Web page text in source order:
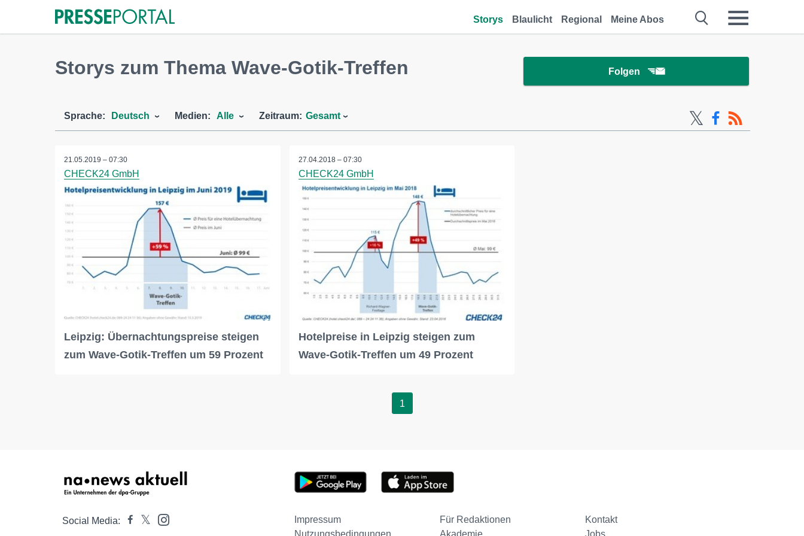
Storys Blaulicht Regional Meine Abos
Storys zum Thema Wave-Gotik-Treffen Folgen
Sprache: Deutsch Medien: Alle Zeitraum: Gesamt
21.05.2019 – 07:30
CHECK24 GmbH
Leipzig: Übernachtungspreise steigen
zum Wave-Gotik-Treffen um 59 Prozent
27.04.2018 – 07:30
CHECK24 GmbH
Hotelpreise in Leipzig steigen zum
Wave-Gotik-Treffen um 49 Prozent
1
Social Media: Impressum Für Redaktionen
Kontakt
Nutzungsbedingungen
Akademie Jobs